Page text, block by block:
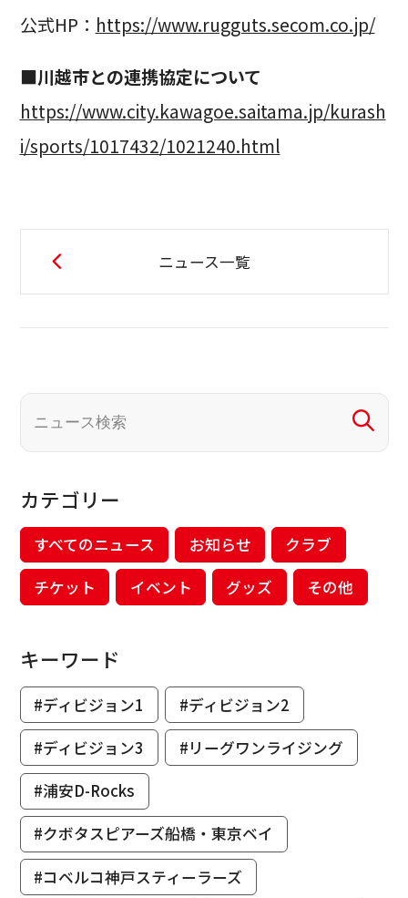
公式HP： https://www.rugguts.secom.co.jp/
■川越市との連携協定について
https://www.city.kawagoe.saitama.jp/kurash
i/sports/1017432/1021240.html
ニュース一覧
カテゴリー
すべてのニュース お知らせ
クラブ
チケット
イベント グッズ その他
キーワード
#ディビジョン1
#ディビジョン2
#ディビジョン3
#リーグワンライジング
#浦安D-Rocks
#クボタスピアーズ船橋・東京ベイ
#コベルコ神戸スティーラーズ